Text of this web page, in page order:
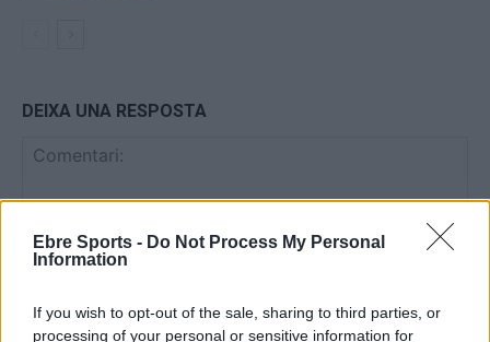
Ebre Sports - Do Not Process My Personal
Information
If you wish to opt-out of the sale, sharing to third parties, or
processing of your personal or sensitive information for
DEIXA UNA RESPOSTA
Comentari: